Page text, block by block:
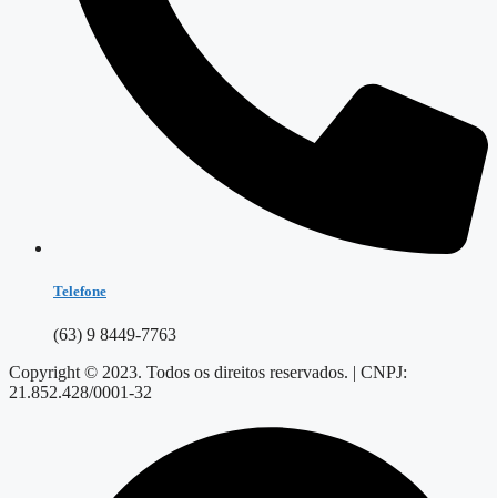
Telefone
(63) 9 8449-7763
Copyright © 2023. Todos os direitos reservados. | CNPJ:
21.852.428/0001-32